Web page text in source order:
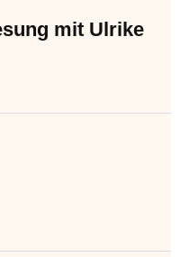
mit Ulrike